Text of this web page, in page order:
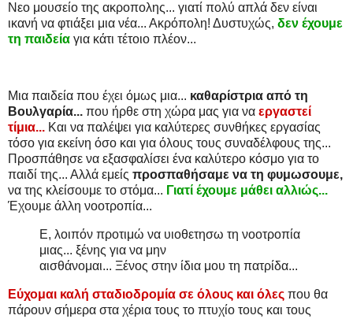
Νεο μουσείο της ακροπολης... γιατί πολύ απλά δεν είναι
ικανή να φτιάξει μια νέα... Ακρόπολη! Δυστυχώς, δεν έχουμε
τη παιδεία για κάτι τέτοιο πλέον...
Μια παιδεία που έχει όμως μια... καθαρίστρια από τη
Βουλγαρία... που ήρθε στη χώρα μας για να εργαστεί
τίμια... Και να παλέψει για καλύτερες συνθήκες εργασίας
τόσο για εκείνη όσο και για όλους τους συναδέλφους της...
Προσπάθησε να εξασφαλίσει ένα καλύτερο κόσμο για το
παιδί της... Αλλά εμείς προσπαθήσαμε να τη φυμωσουμε,
να της κλείσουμε το στόμα... Γιατί έχουμε μάθει αλλιώς...
Έχουμε άλλη νοοτροπία...
Ε, λοιπόν προτιμώ να υιοθετησω τη νοοτροπία
μιας... ξένης για να μην
αισθάνομαι... Ξένος στην ίδια μου τη πατρίδα...
Εύχομαι καλή σταδιοδρομία σε όλους και όλες που θα
πάρουν σήμερα στα χέρια τους το πτυχίο τους και τους